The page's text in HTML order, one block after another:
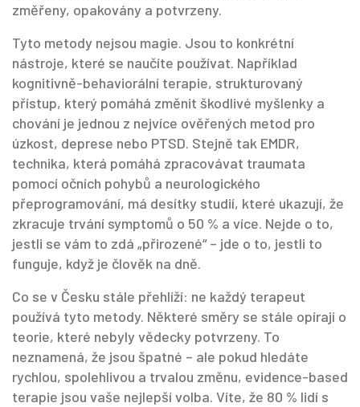
změřeny, opakovány a potvrzeny.
Tyto metody nejsou magie. Jsou to konkrétní
nástroje, které se naučíte používat. Například
kognitivně-behaviorální terapie, strukturovaný
přístup, který pomáhá změnit škodlivé myšlenky a
chování je jednou z nejvíce ověřených metod pro
úzkost, deprese nebo PTSD. Stejně tak EMDR,
technika, která pomáhá zpracovávat traumata
pomocí očních pohybů a neurologického
přeprogramování, má desítky studií, které ukazují, že
zkracuje trvání symptomů o 50 % a více. Nejde o to,
jestli se vám to zdá „přirozené“ – jde o to, jestli to
funguje, když je člověk na dně.
Co se v Česku stále přehlíží: ne každý terapeut
používá tyto metody. Některé směry se stále opírají o
teorie, které nebyly vědecky potvrzeny. To
neznamená, že jsou špatné – ale pokud hledáte
rychlou, spolehlivou a trvalou změnu, evidence-based
terapie jsou vaše nejlepší volba. Víte, že 80 % lidí s